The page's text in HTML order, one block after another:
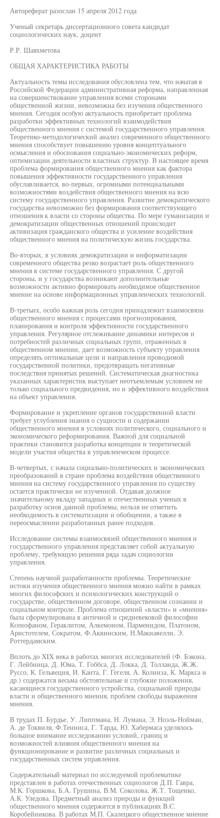
Автореферат разослан 15 апреля 2012 года
Ученый секретарь диссертационного совета кандидат
социологических наук, доцент
Р.Р. Шаяхметова
ОБЩАЯ ХАРАКТЕРИСТИКА РАБОТЫ
Актуальность темы исследования обусловлена тем, что начатая в
Российской Федерации административная реформа, направленная
на совершенствование управления всеми сторонами
общественной жизни, невозможна без изучения общественного
мнения. Сегодня особую актуальность приобретает проблема
разработки эффективных технологий взаимодействия
общественного мнения с системой государственного управления.
Теоретико-методологический анализ современного общественного
мнения способствует повышению уровня концептуального
осмысления и обоснования социально-экономических реформ,
оптимизации деятельности властных структур. В настоящее время
проблема формирования общественного мнения как фактора
повышения эффективности государственного управления
обуславливается, во-первых, огромными потенциальными
возможностями воздействия общественного мнения на всю
систему государственного управления. Развитие демократического
государства невозможно без формирования соответствующего
отношения к власти со стороны общества. По мере гуманизации и
демократизации общественных отношений происходит
активизация гражданского общества и усиление воздействия
общественного мнения на политическую жизнь государства.
Во-вторых, в условиях демократизации и информатизации
современного общества резко возрастает роль общественного
мнения в системе государственного управления. С другой
стороны, и у государства возникают дополнительные
возможности активно формировать необходимое общественное
мнение на основе информационных управленческих технологий.
В-третьих, особо важная роль сегодня принадлежит взаимосвязи
общественного мнения с процессами прогнозирования,
планирования и контроля эффективности государственного
управления. Регулярное отслеживание динамики интересов и
потребностей различных социальных групп, отраженных в
общественном мнении, дает возможность субъекту управления
определять оптимальные цели и направления проводимой
государственной политики, предотвращать негативные
последствия принятых решений. Систематическая диагностика
указанных характеристик выступает неотъемлемым условием не
только социального предвидения, но и эффективного воздействия
на объект управления.
Формирование и укрепление органов государственной власти
требует углубления знания о сущности и содержании
общественного мнения в условиях политического, социального и
экономического реформирования. Важной для социальной
практики становится разработка концепции и теоретической
модели участия общества в управленческом процессе.
В-четвертых, с начала социально-политических и экономических
преобразований в стране проблема воздействия общественного
мнения на систему государственного управления по существу
остается практически не изученной. Отдавая должное
значительному вкладу западных и отечественных ученых в
разработку основ данной проблемы, нельзя не отметить
необходимость в систематизации и обобщении, а также в
переосмыслении разработанных ранее подходов.
Исследование системы взаимосвязей общественного мнения и
государственного управления представляет собой актуальную
проблему, требующую решения ряда задач социологии
управления.
Степень научной разработанности проблемы. Теоретические
истоки изучения общественного мнения можно найти в рамках
многих философских и психологических конструкций о
государстве, общественном договоре, общественном сознании и
социальном контроле. Проблема отношений «власти» и «мнения»
была сформулирована в античной и средневековой философии
Ксенофаном, Гераклитом, Алкемоном, Парменидом, Платоном,
Аристотелем, Сократом, Ф.Аквинским, Н.Макиавелли, Э.
Роттердамским.
Вплоть до XIX века в работах многих исследователей (Ф. Бэкона,
Г. Лейбница, Д. Юма, Т. Гоббса, Д. Локка, Д. Толланда, Ж.Ж.
Руссо, К. Гельвеция, И. Канта, Г. Гегеля, А. Колинза, К. Маркса и
др.) содержатся весьма обстоятельные и глубокие положения,
касающиеся государственного устройства, социальной природы
власти и общественного мнения, проблем свободы выражения
мнения.
В трудах П. Бурдье, У. Липпмана, Н. Лумана, Э. Ноэль-Нойман,
А. де Токвиля, Ф.Тенниса, Г. Тарда, Ю. Хабермаса уделялось
большое внимание исследованию условий, границ и
возможностей влияния общественного мнения на
функционирование и развитие различных социальных и
государственных систем управления.
Содержательный материал по исследуемой проблематике
представлен в работах отечественных социологов Д.П. Гавра,
М.К. Горшкова, Б.А. Грушина, В.М. Соколова, Ж.Т. Тощенко,
А.К. Уледова. Предметный анализ природы и функций
общественного мнения содержится в публикациях B.C.
Коробейникова. В работах М.П. Скалецкого общественное мнение